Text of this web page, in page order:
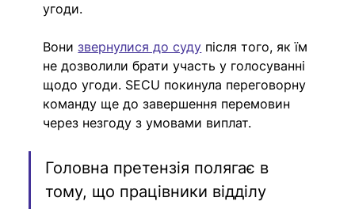
угоди.
Вони звернулися до суду після того, як їм
не дозволили брати участь у голосуванні
щодо угоди. SECU покинула переговорну
команду ще до завершення перемовин
через незгоду з умовами виплат.
Головна претензія полягає в
тому, що працівники відділу